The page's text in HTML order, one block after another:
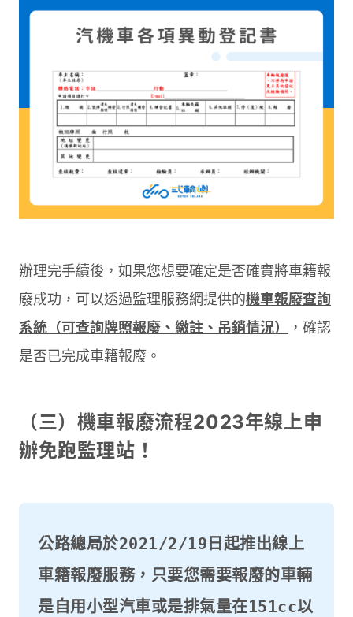
辦理完手續後，如果您想要確定是否確實將車籍報
廢成功，可以透過監理服務網提供的機車報廢查詢
系統（可查詢牌照報廢、繳註、吊銷情況）
，確認
是否已完成車籍報廢。
（三）機車報廢流程2023年線上申
辦免跑監理站！
公路總局於2021/2/19日起推出線上
車籍報廢服務，只要您需要報廢的車輛
是自用小型汽車或是排氣量在151cc以